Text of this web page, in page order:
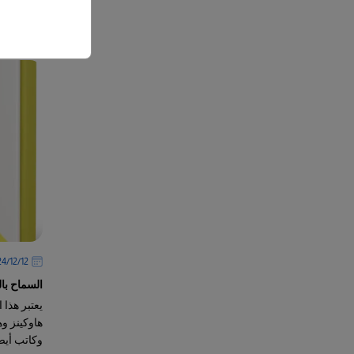
12‏/12‏/2024
السماح
يعتبر
هاوكينز
وكاتب